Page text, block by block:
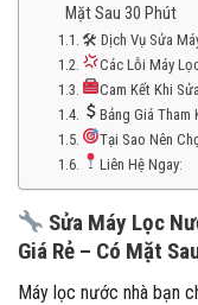
Mặt Sau 30 Phút
🛠 Dịch Vụ Sửa
Các Lỗi Máy
Cam Kết Khi
Bảng Giá Tham
Tại Sao Nên
Liên Hệ Ngay:
Sửa Máy Lọc
Giá Rẻ – Có Mặt
Máy lọc nước nhà bạn